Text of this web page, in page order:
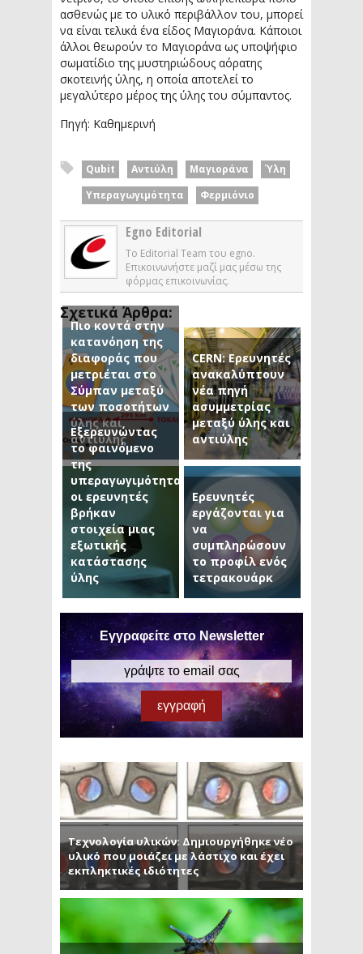
ασθενώς με το υλικό περιβάλλον του, μπορεί
να είναι τελικά ένα είδος Μαγιοράνα. Κάποιοι
άλλοι θεωρούν το Μαγιοράνα ως υποψήφιο
σωματίδιο της μυστηριώδους αόρατης
σκοτεινής ύλης, η οποία αποτελεί το
μεγαλύτερο μέρος της ύλης του σύμπαντος.
Πηγή: Καθημερινή
Qubit Αντιύλη Μαγιοράνα
Ύλη
Υπεραγωγιμότητα
Φερμιόνιο
Egno Editorial
Το Editorial Team του egno.
Επικοινωνήστε μαζί μας μέσω της
φόρμας επικοινωνίας.
Σχετικά Άρθρα:
Πιο κοντά στην
κατανόηση της
διαφοράς που
μετριέται στο
Σύμπαν μεταξύ
των ποσοτήτων
ύλης και
αντιύλης
CERN: Ερευνητές
ανακαλύπτουν
νέα πηγή
ασυμμετρίας
μεταξύ ύλης και
αντιύλης
Εξερευνώντας
το φαινόμενο
της
υπεραγωγιμότητας
οι ερευνητές
βρήκαν
στοιχεία μιας
εξωτικής
κατάστασης
ύλης
Ερευνητές
εργάζονται για
να
συμπληρώσουν
το προφίλ ενός
τετρακουάρκ
Εγγραφείτε στο Newsletter
Τεχνολογία υλικών: Δημιουργήθηκε νέο
υλικό που μοιάζει με λάστιχο και έχει
εκπληκτικές ιδιότητες